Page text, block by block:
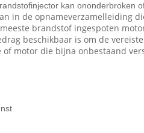
kan ononderbroken
in de opnameverzamelleiding
brandstof ingespoten
beschikbaar is om de
motor die bijna onbestaand